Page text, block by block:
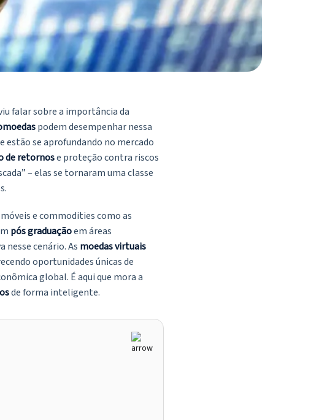
falar sobre a importância da
podem desempenhar nessa
estão se aprofundando no mercado
de retornose proteção contra riscos
– elas se tornaram uma classe
e commodities como as
pós graduaçãoem áreas
cenário. As moedas virtuais
oportunidades únicas de
global. É aqui que mora a
de forma inteligente.